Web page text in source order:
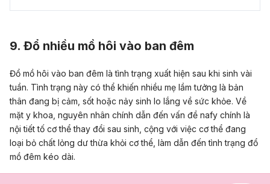
9. Đổ nhiều mồ hôi vào ban đêm
Đổ mồ hôi vào ban đêm là tình trạng xuất hiện sau khi sinh vài
tuần. Tình trạng này có thể khiến nhiều mẹ lầm tưởng là bản
thân đang bị cảm, sốt hoặc nảy sinh lo lắng về sức khỏe. Về
mặt y khoa, nguyên nhân chính dẫn đến vấn đề nafy chính là
nội tiết tố cơ thể thay đổi sau sinh, cộng với việc cơ thể đang
loại bỏ chất lỏng dư thừa khỏi cơ thể, làm dẫn đến tình trạng đổ
mồ đêm kéo dài.